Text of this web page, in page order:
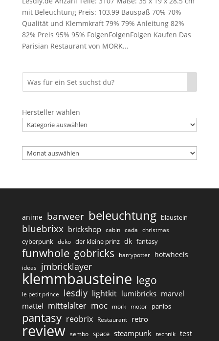
mit Beleuchtung Preis: 103,99 Bauspaß 70% 70%
Qualität und Klemmkraft 79% 79% Anleitung 82%
82% Preis 95% 95% FolgenFolgenFolgen Kaufen Das
Parisian Restaurant von MORK...
Hersteller wählen
Archiv
anime barweer beleuchtung blaustein
bluebrixx brickshop cabin cada christmas
cyberpunk deko der kleine prinz dk fantasy
funwhole gobricks harrypotter hotwheels
ideas jmbricklayer
klemmbausteine lego
le petit prince lesdiy lightkit lumibricks marvel
mattel mittelalter moc mork motor panlos
pantasy reobrix Restaurant retro
review sembo space steampunk technik test